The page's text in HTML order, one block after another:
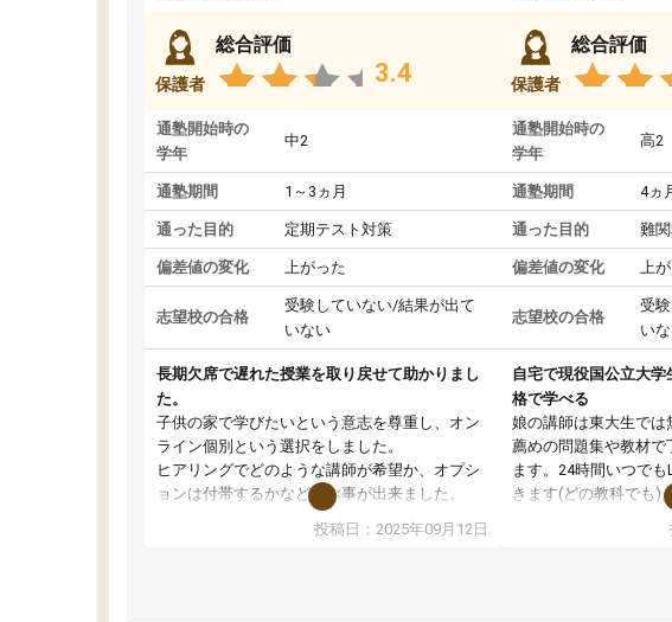
保護者
総合評価
3.4
通塾開始時の
学年
中2
通塾期間 1～3ヵ月
通った目的 定期テスト対策
偏差値の変化 上がった
志望校の合格
受験していない/結果が出て
いない
長期欠席で遅れた授業を取り戻せて助かりまし
た。
子供の家で学びたいという意志を尊重し、オン
ライン個別という選択をしました。
ヒアリングでどのような講師が希望か、オプシ
ョンは付帯するかなど選ぶ事が出来ました。
講師とのマッチング後講師との初回ミーティン
グを行い、その講師で良いか他の講師を希望す
投稿日：2025年09月12日
保護者
総合評価
通塾開始時の
学年
高2
通塾期間 4ヵ
通った目的 難
偏差値の変化 上
志望校の合格
受
い
自宅で現役国公立大
格で学べる
娘の講師は東大生では
薦めの問題集や教材
ます。24時間いつで
きます(どの教科でも)
に決めれるので、個
思います。カリキュ